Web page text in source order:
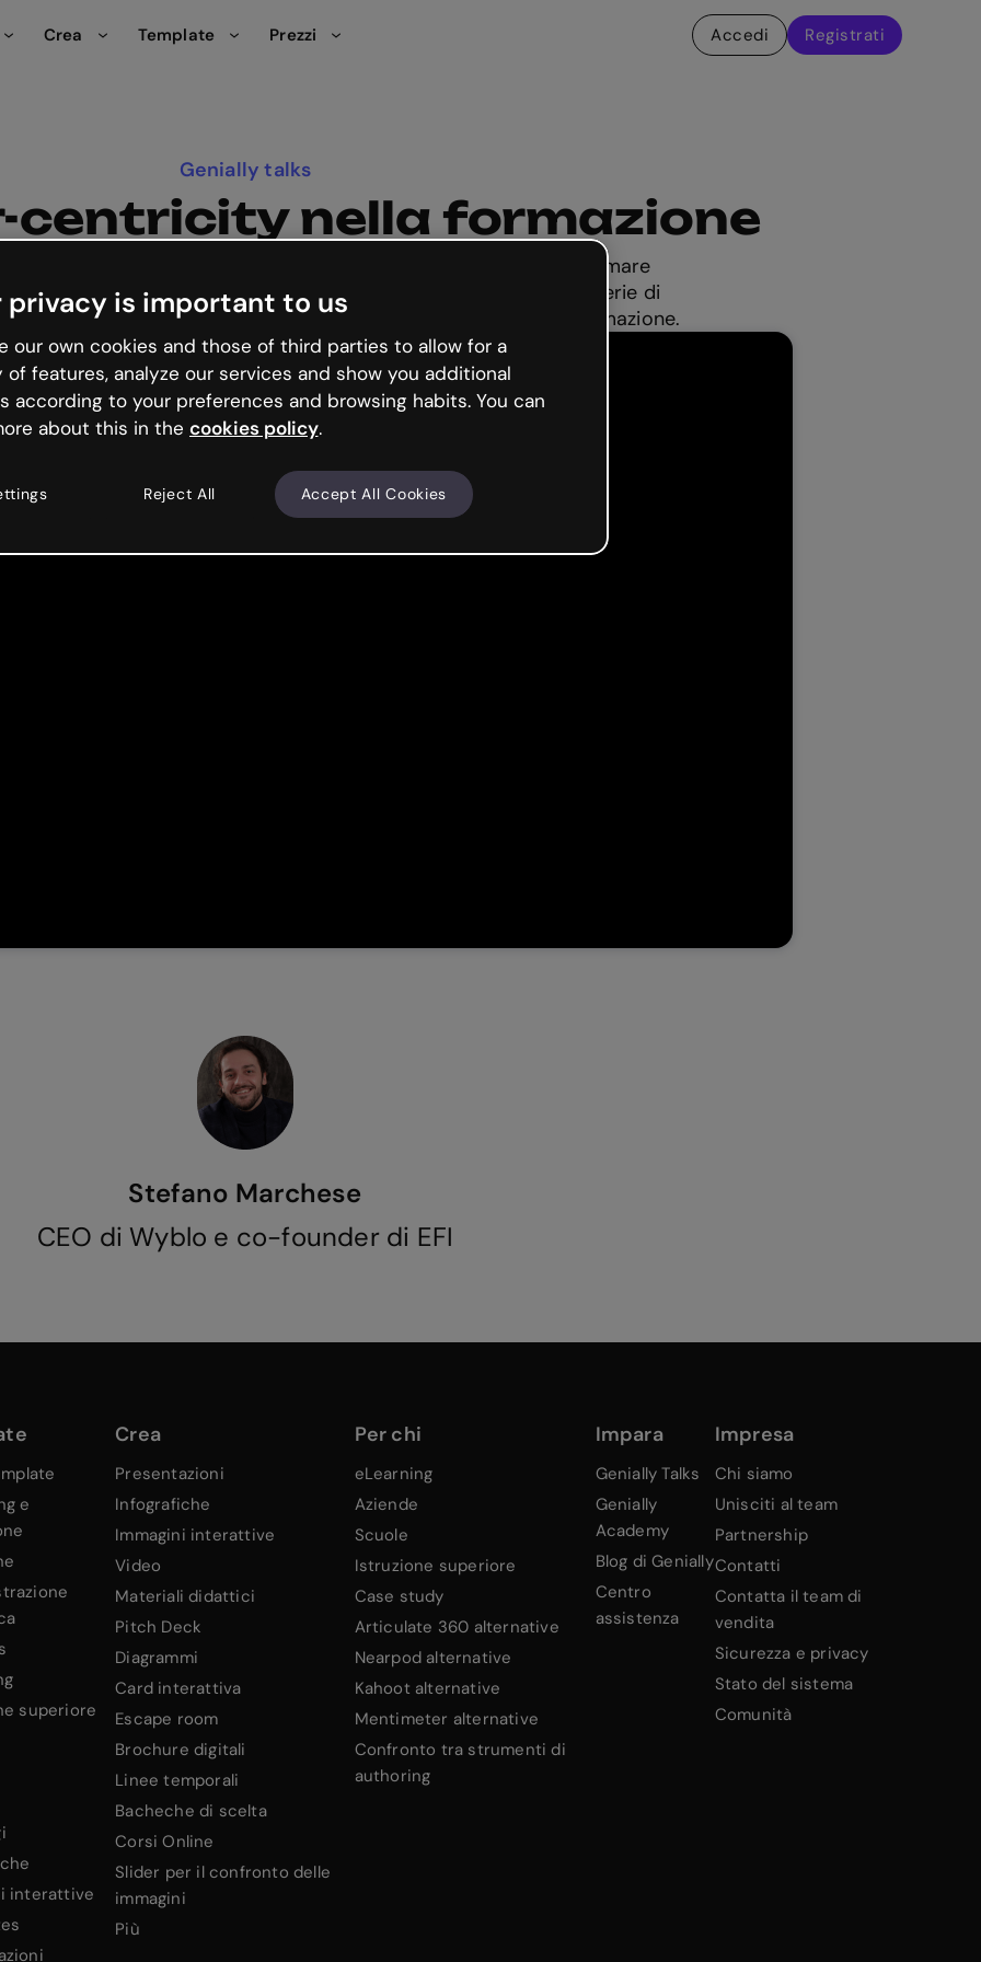
Crea Template Prezzi Accedi Registrati
Genially talks
centricity nella formazione
scopriremo come la formazione centrata sul cliente può trasformare
e rendere i vostri corsi spettacolari, attraverso una serie di
che dimostrano come rivoluzionare l'intero processo di formazione.
Stefano Marchese
CEO di Wyblo e co-founder di EFI
e
superiore
interattive
Crea
Presentazioni
Infografiche
Immagini interattive
Video
Materiali didattici
Pitch Deck
Diagrammi
Card interattiva
Escape room
Brochure digitali
Linee temporali
Bacheche di scelta
Corsi Online
Slider per il confronto delle
immagini
Più
Per chi
eLearning
Aziende
Scuole
Istruzione superiore
Case study
Articulate 360 alternative
Nearpod alternative
Kahoot alternative
Mentimeter alternative
Confronto tra strumenti di
authoring
Impara
Genially Talks
Genially
Academy
Blog di Genially
Centro
assistenza
Impresa
Chi siamo
Unisciti al team
Partnership
Contatti
Contatta il team di
vendita
Sicurezza e privacy
Stato del sistema
Comunità
privacy is important to us
our own cookies and those of third parties to allow for a
of features, analyze our services and show you additional
according to your preferences and browsing habits. You can
about this in the cookies policy.
Reject All Accept All Cookies